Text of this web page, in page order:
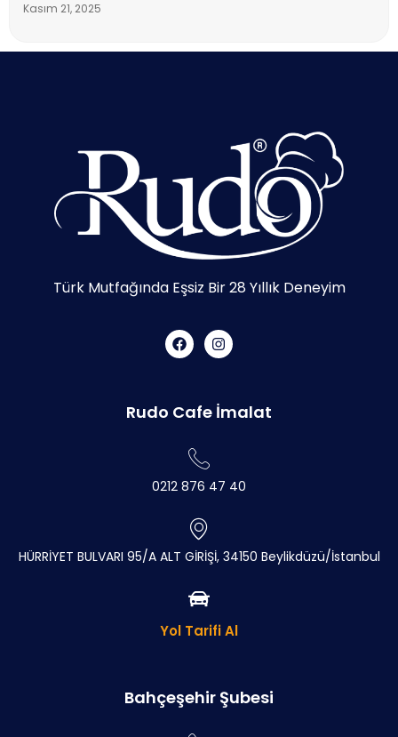
Kasım 21, 2025
Türk Mutfağında Eşsiz Bir 28 Yıllık Deneyim
Rudo Cafe İmalat
0212 876 47 40
HÜRRİYET BULVARI 95/A ALT GİRİŞİ, 34150 Beylikdüzü/İstanbul
Yol Tarifi Al
Bahçeşehir Şubesi